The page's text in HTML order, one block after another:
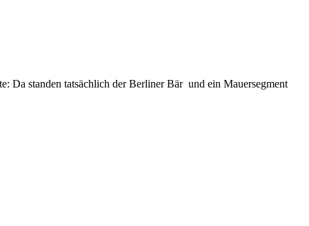
Da standen tatsächlich der Berliner Bär und ein Mauersegment